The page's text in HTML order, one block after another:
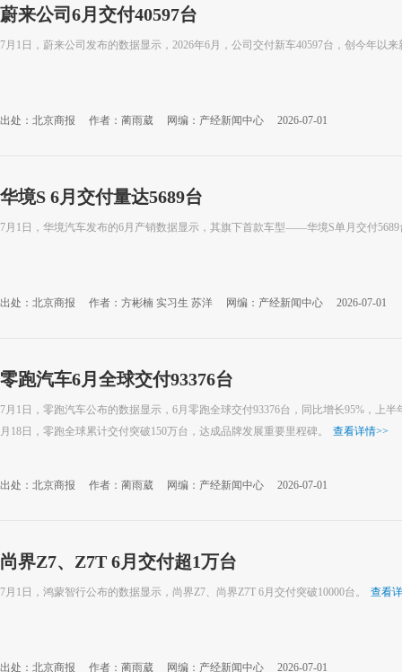
蔚来公司6月交付40597台
7月1日，蔚来公司发布的数据显示，2026年6月，公司交付新车40597台，创今年以
出处：北京商报 作者：蔺雨葳 网编：产经新闻中心 2026-07-01
华境S 6月交付量达5689台
7月1日，华境汽车发布的6月产销数据显示，其旗下首款车型——华境S单月交付5689
出处：北京商报 作者：方彬楠 实习生 苏洋 网编：产经新闻中心 2026-07-01
零跑汽车6月全球交付93376台
7月1日，零跑汽车公布的数据显示，6月零跑全球交付93376台，同比增长95%，上半
月18日，零跑全球累计交付突破150万台，达成品牌发展重要里程碑。
查看详情>>
出处：北京商报 作者：蔺雨葳 网编：产经新闻中心 2026-07-01
尚界Z7、Z7T 6月交付超1万台
7月1日，鸿蒙智行公布的数据显示，尚界Z7、尚界Z7T 6月交付突破10000台。 查看
出处：北京商报 作者：蔺雨葳 网编：产经新闻中心 2026-07-01